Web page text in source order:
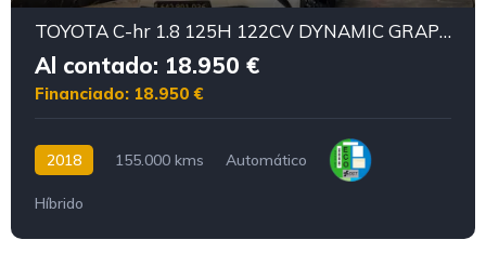
TOYOTA C-hr 1.8 125H 122CV DYNAMIC GRAPHIC
Al contado: 18.950 €
Financiado: 18.950 €
2018 155.000 kms Automático
Híbrido